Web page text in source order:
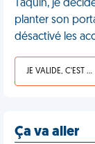
Taquin, je
planter son
désactivé les
JE VALIDE, C'EST UNE VDM
Ça va aller